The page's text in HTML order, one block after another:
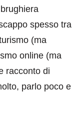
spesso tra
(ma
online (ma
racconto di
parlo poco e